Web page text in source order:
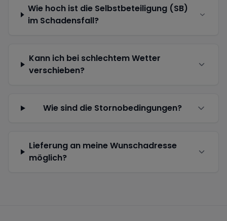
Wie hoch ist die Selbstbeteiligung (SB)
im Schadensfall?
Kann ich bei schlechtem Wetter
verschieben?
Wie sind die Stornobedingungen?
Lieferung an meine Wunschadresse
möglich?